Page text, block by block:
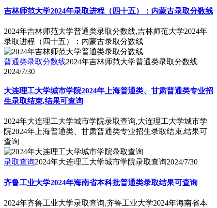
吉林师范大学2024年录取进程（四十五）：内蒙古录取分数线
2024年吉林师范大学普通类录取分数线,吉林师范大学2024年
录取进程（四十五）：内蒙古录取分数线
普通类录取分数线2024年吉林师范大学普通类录取分数线
2024/7/30
大连理工大学城市学院2024年上海普通类、甘肃普通类专业招
生录取结束,结果可查询
2024年大连理工大学城市学院录取查询,大连理工大学城市学
院2024年上海普通类、甘肃普通类专业招生录取结束,结果可
查询
录取查询2024年大连理工大学城市学院录取查询2024/7/30
齐鲁工业大学2024年海南省本科批普通类录取结果可查询
2024年齐鲁工业大学录取查询,齐鲁工业大学2024年海南省本